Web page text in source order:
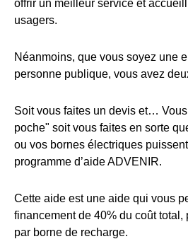
offrir un meilleur service et
usagers.
Néanmoins, que vous soyez une
personne publique, vous avez
Soit vous faites un devis et…
poche" soit vous faites en sorte
ou vos bornes électriques
programme d’aide ADVENIR.
Cette aide est une aide qui vous
financement de 40% du coût
par borne de recharge.